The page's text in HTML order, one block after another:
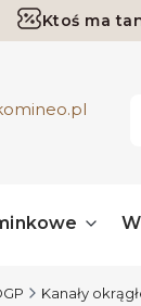
Ktoś ma
Kanały